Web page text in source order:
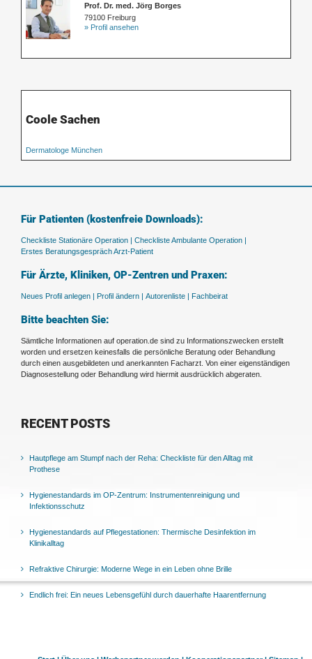
Prof. Dr. med. Jörg Borges
79100 Freiburg
» Profil ansehen
Coole Sachen
Dermatologe München
Für Patienten (kostenfreie Downloads):
Checkliste Stationäre Operation | Checkliste Ambulante Operation |
Erstes Beratungsgespräch Arzt-Patient
Für Ärzte, Kliniken, OP-Zentren und Praxen:
Neues Profil anlegen | Profil ändern | Autorenliste | Fachbeirat
Bitte beachten Sie:
Sämtliche Informationen auf operation.de sind zu Informationszwecken erstellt
worden und ersetzen keinesfalls die persönliche Beratung oder Behandlung
durch einen ausgebildeten und anerkannten Facharzt. Von einer eigenständigen
Diagnosestellung oder Behandlung wird hiermit ausdrücklich abgeraten.
RECENT POSTS
Hautpflege am Stumpf nach der Reha: Checkliste für den Alltag mit
Prothese
Hygienestandards im OP-Zentrum: Instrumentenreinigung und
Infektionsschutz
Hygienestandards auf Pflegestationen: Thermische Desinfektion im
Klinikalltag
Refraktive Chirurgie: Moderne Wege in ein Leben ohne Brille
Endlich frei: Ein neues Lebensgefühl durch dauerhafte Haarentfernung